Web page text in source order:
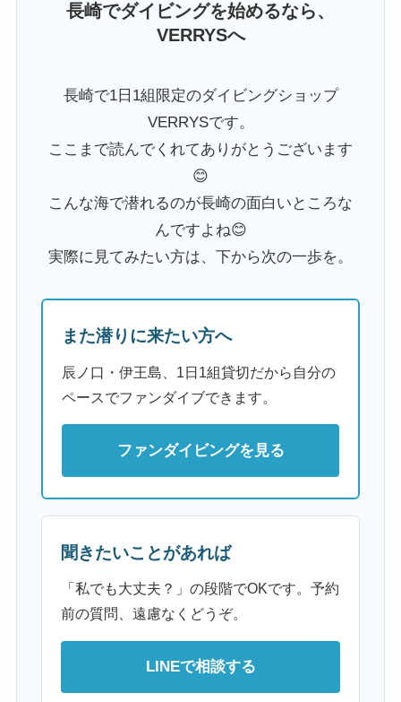
長崎でダイビングを始めるなら、
VERRYSへ
長崎で1日1組限定のダイビングショップ
VERRYSです。
ここまで読んでくれてありがとうございます
😊
こんな海で潜れるのが長崎の面白いところな
んですよね😊
実際に見てみたい方は、下から次の一歩を。
また潜りに来たい方へ
辰ノ口・伊王島、1日1組貸切だから自分の
ペースでファンダイブできます。
ファンダイビングを見る
聞きたいことがあれば
「私でも大丈夫？」の段階でOKです。予約
前の質問、遠慮なくどうぞ。
LINEで相談する